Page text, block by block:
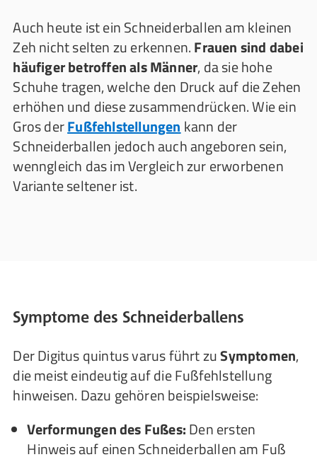
Auch heute ist ein Schneiderballen am kleinen
Zeh nicht selten zu erkennen.Frauen sind dabei
häufiger betroffen als Männer, da sie hohe
Schuhe tragen, welche den Druck auf die Zehen
erhöhen und diese zusammendrücken. Wie ein
Gros derFußfehlstellungen kann der
Schneiderballen jedoch auch angeboren sein,
wenngleich das im Vergleich zur erworbenen
Variante seltener ist.
Symptome des Schneiderballens
Der Digitus quintus varus führt zuSymptomen,
die meist eindeutig auf die Fußfehlstellung
hinweisen. Dazu gehören beispielsweise:
Verformungen des Fußes:Den ersten
Hinweis auf einen Schneiderballen am Fuß